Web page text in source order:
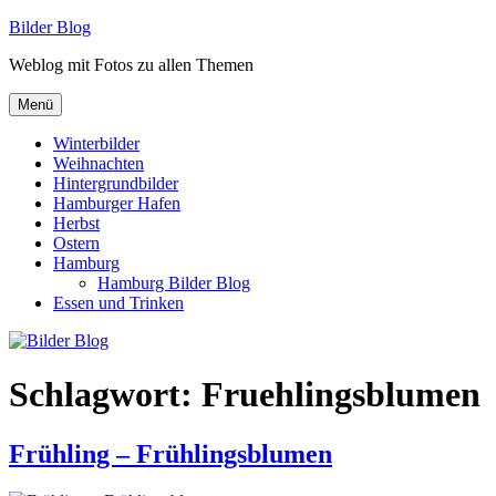
Zum
springen
Bilder Blog
Weblog mit Fotos zu allen Themen
Menü
Winterbilder
Weihnachten
Hintergrundbilder
Hamburger Hafen
Herbst
Ostern
Hamburg
Hamburg Bilder Blog
Essen und Trinken
Schlagwort: Fruehlingsblumen
Frühling – Frühlingsblumen